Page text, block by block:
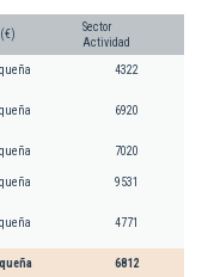
Sector
Actividad
4322
6920
7020
9531
4771
6812